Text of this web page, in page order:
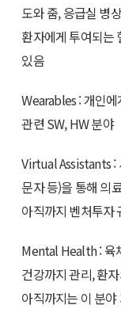
도와 줌, 응급실 병
환자에게 투여되는
있음
Wearables : 개인
관련 SW, HW 분야
Virtual Assistants :
문자 등)을 통해 의
아직까지 벤처투자
Mental Health : 육
건강까지 관리, 환
아직까지는 이 분